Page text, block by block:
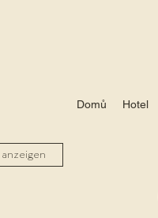
Domů Hotel